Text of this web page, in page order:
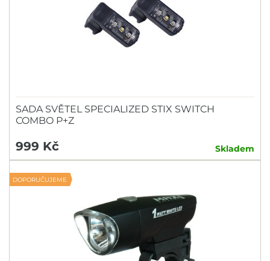
SADA SVĚTEL SPECIALIZED STIX SWITCH
COMBO P+Z
999 Kč Skladem
DOPORUČUJEME